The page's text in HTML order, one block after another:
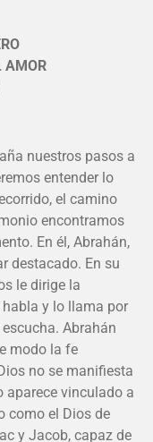
AMOR
nuestros pasos a
entender lo
el camino
encontramos
En él, Abrahán,
destacado. En su
le dirige la
habla y lo llama por
Abrahán
modo la fe
no se manifiesta
aparece vinculado a
como el Dios de
y Jacob, capaz de